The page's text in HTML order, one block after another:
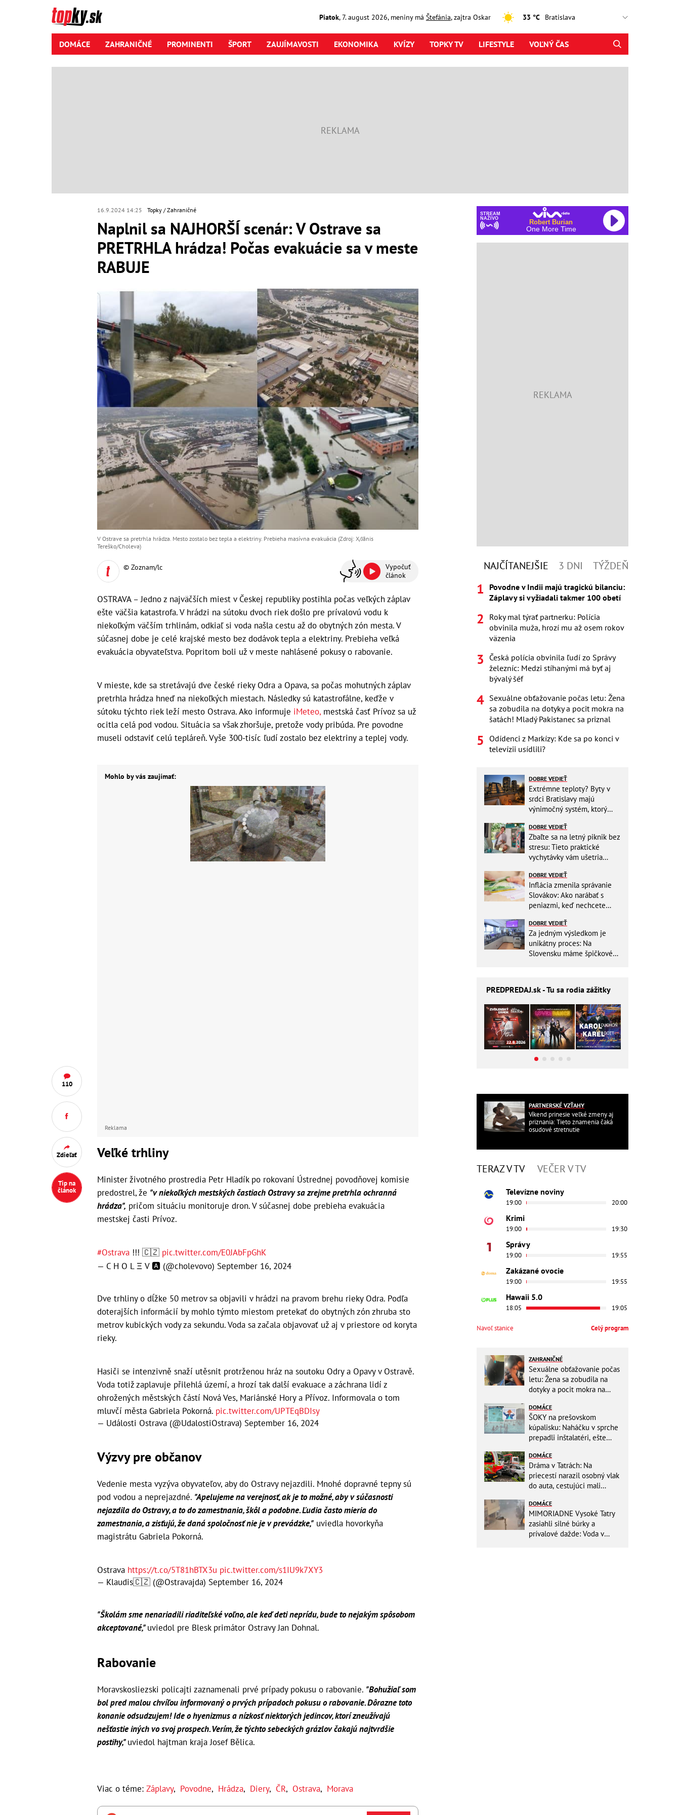
Piatok,7. august2026, meniny má Štefánia, zajtra Oskar 33 °C
DOMÁCE ZAHRANIČNÉ PROMINENTI ŠPORT ZAUJÍMAVOSTI EKONOMIKA KVÍZY TOPKY TV LIFESTYLE VOĽNÝ ČAS
16.9.2024 14:25 Topky Zahraničné
Naplnil sa NAJHORŠÍ scenár: V Ostrave sa
PRETRHLA hrádza! Počas evakuácie sa v meste
RABUJE
110
Zdieľať
Tip na
článok
V Ostrave sa pretrhla hrádza. Mesto zostalo bez tepla a elektriny. Prebieha masívna evakuácia (Zdroj: X/Jānis
Tereško/Choleva)
© Zoznam/lc
Vypočuť
článok
OSTRAVA – Jedno z najväčších miest v Českej republiky postihla počas veľkých záplav
ešte väčšia katastrofa. V hrádzi na sútoku dvoch riek došlo pre prívalovú vodu k
niekoľkým väčším trhlinám, odkiaľ si voda našla cestu až do obytných zón mesta. V
súčasnej dobe je celé krajské mesto bez dodávok tepla a elektriny. Prebieha veľká
evakuácia obyvateľstva. Popritom boli už v meste nahlásené pokusy o rabovanie.
V mieste, kde sa stretávajú dve české rieky Odra a Opava, sa počas mohutných záplav
pretrhla hrádza hneď na niekoľkých miestach. Následky sú katastrofálne, keďže v
sútoku týchto riek leží mesto Ostrava. Ako informuje iMeteo, mestská časť Prívoz sa už
ocitla celá pod vodou. Situácia sa však zhoršuje, pretože vody pribúda. Pre povodne
museli odstaviť celú tepláreň. Vyše 300-tisíc ľudí zostalo bez elektriny a teplej vody.
Mohlo by vás zaujímať:
Reklama
Veľké trhliny
Minister životného prostredia Petr Hladík po rokovaní Ústrednej povodňovej komisie
predostrel, že "v niekoľkých mestských častiach Ostravy sa zrejme pretrhla ochranná
hrádza", pričom situáciu monitoruje dron. V súčasnej dobe prebieha evakuácia
mestskej časti Prívoz.
#Ostrava !!! 🇨🇿 pic.twitter.com/E0JAbFpGhK
— C H O L Ξ V 🅰️ (@cholevovo) September 16, 2024
Dve trhliny o dĺžke 50 metrov sa objavili v hrádzi na pravom brehu rieky Odra. Podľa
doterajších informácií by mohlo týmto miestom pretekať do obytných zón zhruba sto
metrov kubických vody za sekundu. Voda sa začala objavovať už aj v priestore od koryta
rieky.
Hasiči se intenzivně snaží utěsnit protrženou hráz na soutoku Odry a Opavy v Ostravě.
Voda totiž zaplavuje přilehlá území, a hrozí tak další evakuace a záchrana lidí z
ohrožených městských částí Nová Ves, Mariánské Hory a Přívoz. Informovala o tom
mluvčí města Gabriela Pokorná. pic.twitter.com/UPTEqBDIsy
— Události Ostrava (@UdalostiOstrava) September 16, 2024
Výzvy pre občanov
Vedenie mesta vyzýva obyvateľov, aby do Ostravy nejazdili. Mnohé dopravné tepny sú
pod vodou a neprejazdné. "Apelujeme na verejnosť, ak je to možné, aby v súčasnosti
nejazdila do Ostravy, a to do zamestnania, škôl a podobne. Ľudia často mieria do
zamestnania, a zisťujú, že daná spoločnosť nie je v prevádzke," uviedla hovorkyňa
magistrátu Gabriela Pokorná.
Ostrava https://t.co/5T81hBTX3u pic.twitter.com/s1IU9k7XY3
— Klaudis🇨🇿 (@Ostravajda) September 16, 2024
"Školám sme nenariadili riaditeľské voľno, ale keď deti neprídu, bude to nejakým spôsobom
akceptované,"uviedol pre Blesk primátor Ostravy Jan Dohnal.
Rabovanie
Moravskosliezski policajti zaznamenali prvé prípady pokusu o rabovanie. "Bohužiaľ som
bol pred malou chvíľou informovaný o prvých prípadoch pokusu o rabovanie. Dôrazne toto
konanie odsudzujem! Ide o hyenizmus a nízkosť niektorých jedincov, ktorí zneužívajú
nešťastie iných vo svoj prospech. Verím, že týchto sebeckých grázlov čakajú najtvrdšie
postihy,"uviedol hajtman kraja Josef Bělica.
Viac o téme: Záplavy, Povodne, Hrádza, Diery, ČR, Ostrava, Morava
STREAM
NAŽIVO
Robert Burian
One More Time
NAJČÍTANEJŠIE 3 DNI TÝŽDEŇ
Povodne v Indii majú tragickú bilanciu:
Záplavy si vyžiadali takmer 100 obetí
Roky mal týrať partnerku: Polícia
obvinila muža, hrozí mu až osem rokov
väzenia
Česká polícia obvinila ľudí zo Správy
železníc: Medzi stíhanými má byť aj
bývalý šéf
Sexuálne obťažovanie počas letu: Žena
sa zobudila na dotyky a pocit mokra na
šatách! Mladý Pakistanec sa priznal
Odídenci z Markízy: Kde sa po konci v
televízii usídlili?
DOBRE VEDIEŤ
Extrémne teploty? Byty v
srdci Bratislavy majú
výnimočný systém, ktorý
DOBRE VEDIEŤ
Zbaľte sa na letný piknik bez
stresu: Tieto praktické
vychytávky vám ušetria
DOBRE VEDIEŤ
Inflácia zmenila správanie
Slovákov: Ako narábať s
peniazmi, keď nechcete
DOBRE VEDIEŤ
Za jedným výsledkom je
unikátny proces: Na
Slovensku máme špičkové
PREDPREDAJ.sk - Tu sa rodia zážitky
PARTNERSKÉ VZŤAHY
Víkend prinesie veľké zmeny aj
priznania: Tieto znamenia čaká
osudové stretnutie
TERAZ V TV VEČER V TV
Televízne noviny
19:00 20:00
Krimi
19:00 19:30
Správy
19:00 19:55
Zakázané ovocie
19:00 19:55
Hawaii 5.0
18:05 19:05
Navoľ stanice Celý program
ZAHRANIČNÉ
Sexuálne obťažovanie počas
letu: Žena sa zobudila na
dotyky a pocit mokra na
priznal
DOMÁCE
ŠOKY na prešovskom
kúpalisku: Naháčku v sprche
prepadli inštalatéri, ešte
BAZÉNE
DOMÁCE
Dráma v Tatrách: Na
priecestí narazil osobný vlak
do auta, cestujúci mali
DOMÁCE
MIMORIADNE Vysoké Tatry
zasiahli silné búrky a
prívalové dažde: Voda v